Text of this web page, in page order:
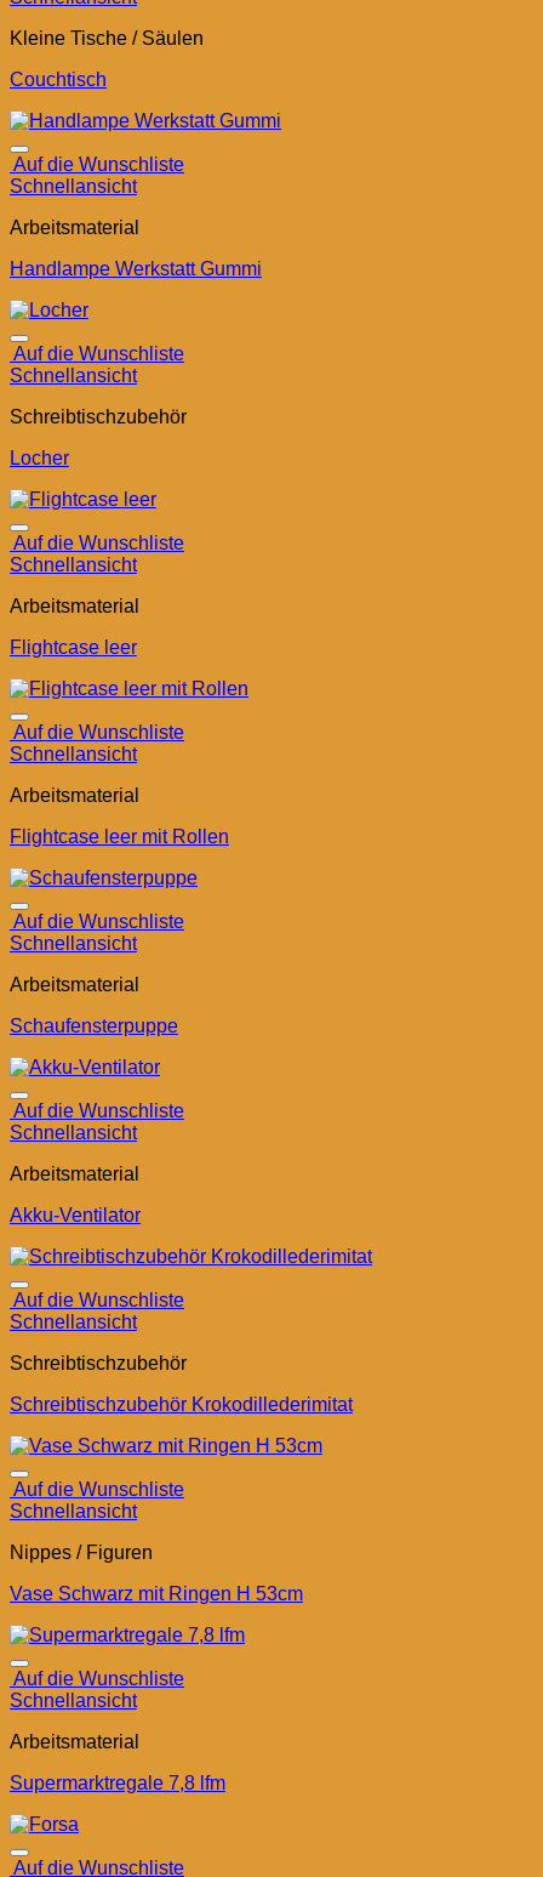
Kleine Tische / Säulen
Couchtisch
Auf die Wunschliste
Schnellansicht
Arbeitsmaterial
Handlampe Werkstatt Gummi
Auf die Wunschliste
Schnellansicht
Schreibtischzubehör
Locher
Auf die Wunschliste
Schnellansicht
Arbeitsmaterial
Flightcase leer
Auf die Wunschliste
Schnellansicht
Arbeitsmaterial
Flightcase leer mit Rollen
Auf die Wunschliste
Schnellansicht
Arbeitsmaterial
Schaufensterpuppe
Auf die Wunschliste
Schnellansicht
Arbeitsmaterial
Akku-Ventilator
Auf die Wunschliste
Schnellansicht
Schreibtischzubehör
Schreibtischzubehör Krokodillederimitat
Auf die Wunschliste
Schnellansicht
Nippes / Figuren
Vase Schwarz mit Ringen H 53cm
Auf die Wunschliste
Schnellansicht
Arbeitsmaterial
Supermarktregale 7,8 lfm
Auf die Wunschliste